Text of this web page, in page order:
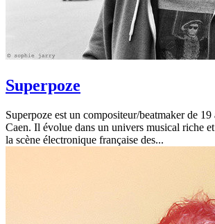
Superpoze
Superpoze est un compositeur/beatmaker de
Caen. Il évolue dans un univers musical riche
la scène électronique française des...